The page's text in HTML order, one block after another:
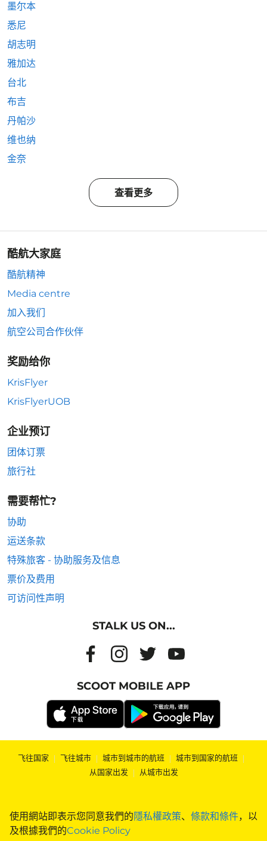
使用網站即表示您同意我們的隱私權政策、 條款和條件，以
及根據我們的Cookie Policy
墨尔本
悉尼
胡志明
雅加达
台北
布吉
丹帕沙
维也纳
金奈
查看更多
酷航大家庭
酷航精神
Media centre
加入我们
航空公司合作伙伴
奖励给你
KrisFlyer
KrisFlyerUOB
企业预订
团体订票
旅行社
需要帮忙?
协助
运送条款
特殊旅客 - 协助服务及信息
票价及费用
可访问性声明
STALK US ON...
SCOOT MOBILE APP
飞往国家 | 飞往城市 | 城市到城市的航班 | 城市到国家的航班 |
从国家出发 | 从城市出发